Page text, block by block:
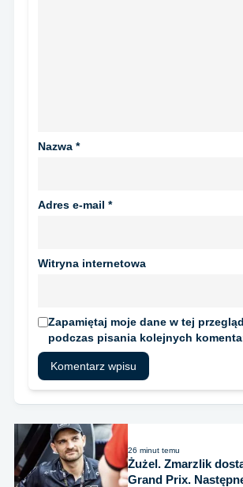
Nazwa *
Adres e-mail *
Witryna internetowa
Zapamiętaj moje dane w tej
podczas pisania kolejnych
26 minut temu
Żużel. Zmarzlik
Grand Prix.